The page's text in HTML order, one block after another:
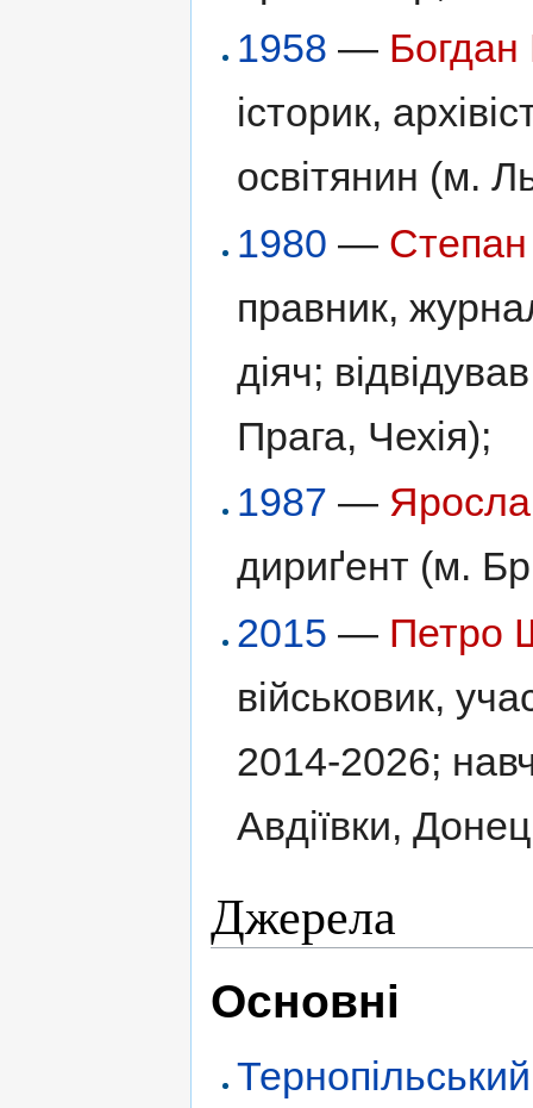
1958 — Богдан
історик,
освітянин (м.
1980 —
правник,
діяч;
Прага, Чехія);
1987 —
дириґент (м.
2015 — Петро
військовик,
2014-2026;
Авдіївки,
Джерела
Основні